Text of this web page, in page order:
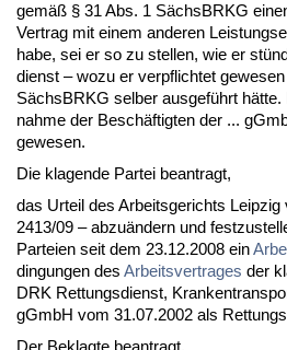
gemäß § 31 Abs. 1 Sächs­BRKG
Ver­trag mit ei­nem an­de­ren
ha­be, sei er so zu stel­len, wie er
dienst – wo­zu er ver­pflich­tet
Sächs­BRKG sel­ber aus­geführt
nah­me der Beschäftig­ten der ...
ge­we­sen.
Die kla­gen­de Par­tei be­an­tragt,
das Ur­teil des Ar­beits­ge­richts
2413/09 – ab­zuändern und
Par­tei­en seit dem 23.12.2008 ein
din­gun­gen des Ar­beits­ver­tra­ges der
DRK Ret­tungs­dienst,
gGmbH vom 31.07.2002 als